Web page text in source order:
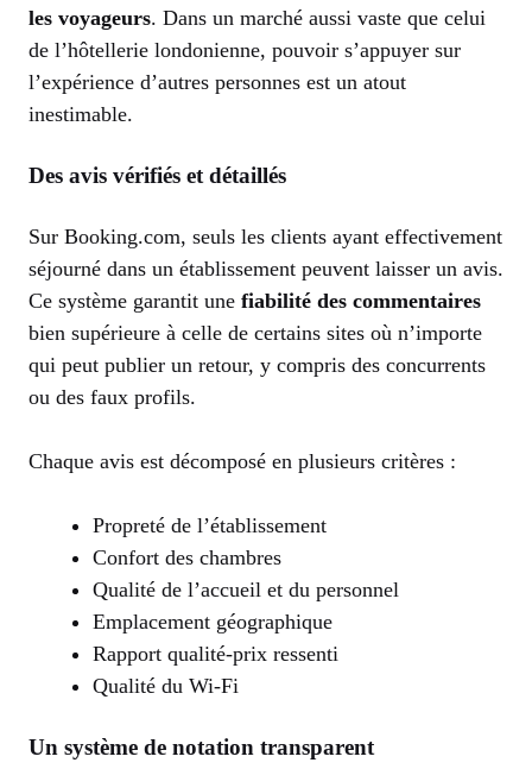
les voyageurs. Dans un marché aussi vaste que celui
de l’hôtellerie londonienne, pouvoir s’appuyer sur
l’expérience d’autres personnes est un atout
inestimable.
Des avis vérifiés et détaillés
Sur Booking.com, seuls les clients ayant effectivement
séjourné dans un établissement peuvent laisser un avis.
Ce système garantit une fiabilité des commentaires
bien supérieure à celle de certains sites où n’importe
qui peut publier un retour, y compris des concurrents
ou des faux profils.
Chaque avis est décomposé en plusieurs critères :
Propreté de l’établissement
Confort des chambres
Qualité de l’accueil et du personnel
Emplacement géographique
Rapport qualité-prix ressenti
Qualité du Wi-Fi
Un système de notation transparent